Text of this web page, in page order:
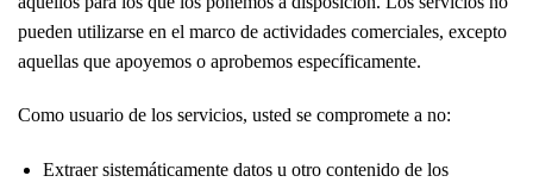
pueden utilizarse en el marco de actividades comerciales, excepto
aquellas que apoyemos o aprobemos específicamente.
Como usuario de los servicios, usted se compromete a no:
Extraer sistemáticamente datos u otro contenido de los